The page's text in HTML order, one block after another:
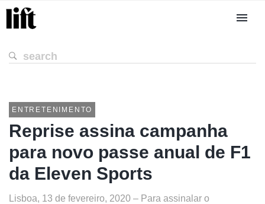
ENTRETENIMENTO
Reprise assina campanha
para novo passe anual de F1
da Eleven Sports
Lisboa, 13 de fevereiro, 2020 – Para assinalar o